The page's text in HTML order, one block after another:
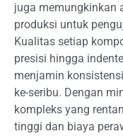
juga memungkinkan
produksi untuk
Kualitas setiap
presisi hingga
menjamin
ke-seribu. Dengan
kompleks yang
tinggi dan biaya